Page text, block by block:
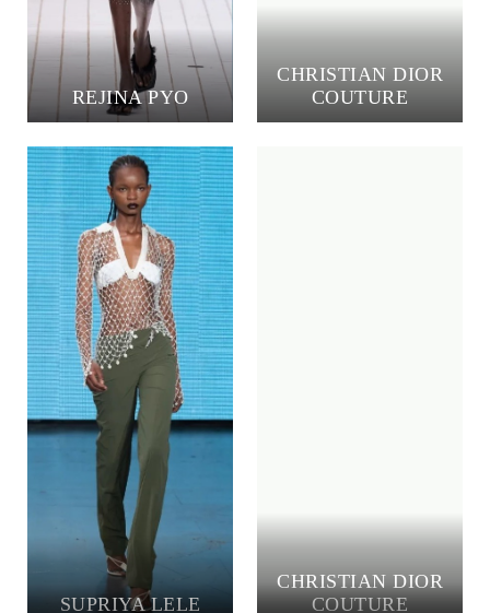
REJINA PYO
CHRISTIAN DIOR
COUTURE
SUPRIYA LELE
CHRISTIAN DIOR
COUTURE